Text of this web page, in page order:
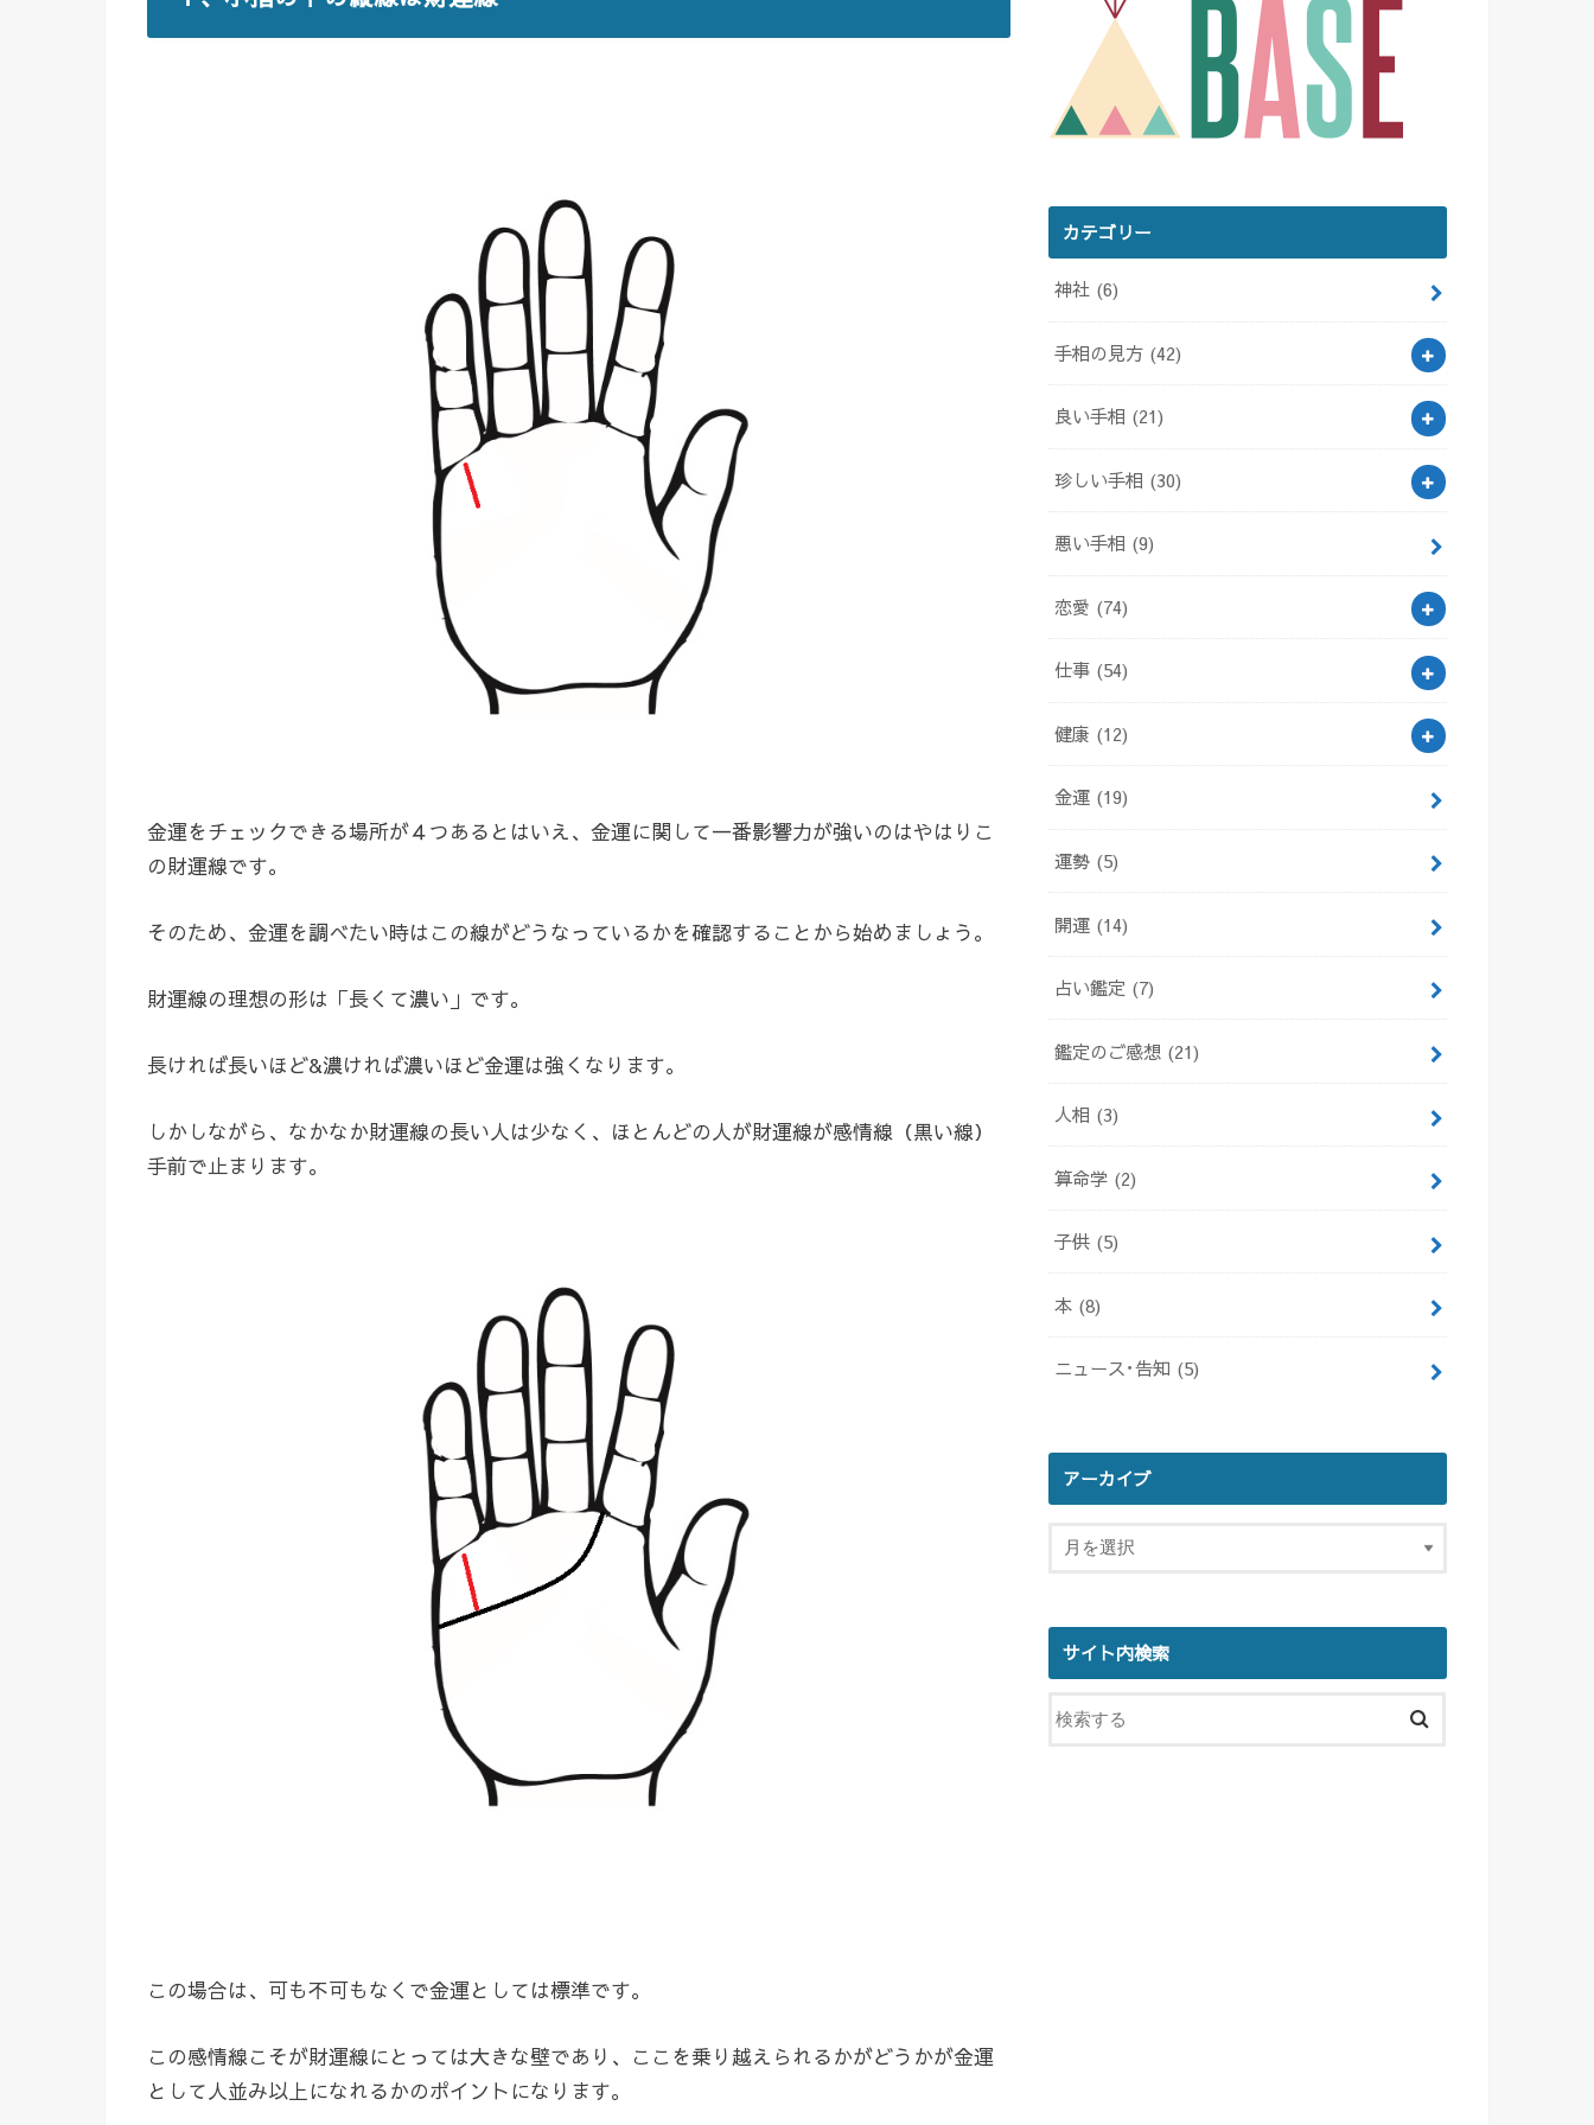
金運をチェックできる場所が４つあるとはいえ、金運に関して一番影響力が強いのはやはりこ
の財運線です。
そのため、金運を調べたい時はこの線がどうなっているかを確認することから始めましょう。
財運線の理想の形は「長くて濃い」です。
長ければ長いほど&濃ければ濃いほど金運は強くなります。
しかしながら、なかなか財運線の長い人は少なく、ほとんどの人が財運線が感情線（黒い線）
手前で止まります。
この場合は、可も不可もなくで金運としては標準です。
この感情線こそが財運線にとっては大きな壁であり、ここを乗り越えられるかがどうかが金運
として人並み以上になれるかのポイントになります。
カテゴリー
神社 (6)
手相の見方 (42)
良い手相 (21)
珍しい手相 (30)
悪い手相 (9)
恋愛 (74)
仕事 (54)
健康 (12)
金運 (19)
運勢 (5)
開運 (14)
占い鑑定 (7)
鑑定のご感想 (21)
人相 (3)
算命学 (2)
子供 (5)
本 (8)
ニュース･告知 (5)
アーカイブ
サイト内検索